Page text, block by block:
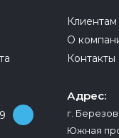
Клиентам
О
Контакты
Адрес:
г.
Южная